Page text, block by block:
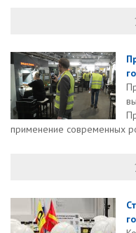
применение современных